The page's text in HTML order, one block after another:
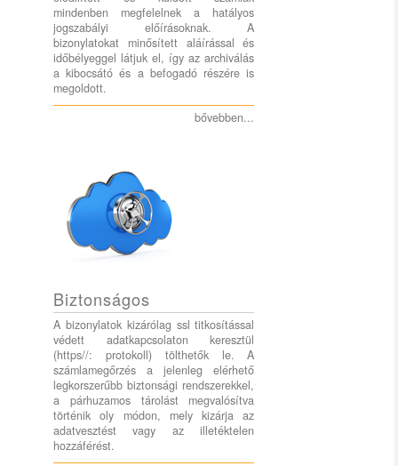
mindenben megfelelnek a hatályos
jogszabályi előírásoknak. A
bizonylatokat minősített aláírással és
időbélyeggel látjuk el, így az archiválás
a kibocsátó és a befogadó részére is
megoldott.
bővebben...
Biztonságos
A bizonylatok kizárólag ssl titkosítással
védett adatkapcsolaton keresztül
(https//: protokoll) tölthetők le. A
számlamegőrzés a jelenleg elérhető
legkorszerűbb biztonsági rendszerekkel,
a párhuzamos tárolást megvalósítva
történik oly módon, mely kizárja az
adatvesztést vagy az illetéktelen
hozzáférést.